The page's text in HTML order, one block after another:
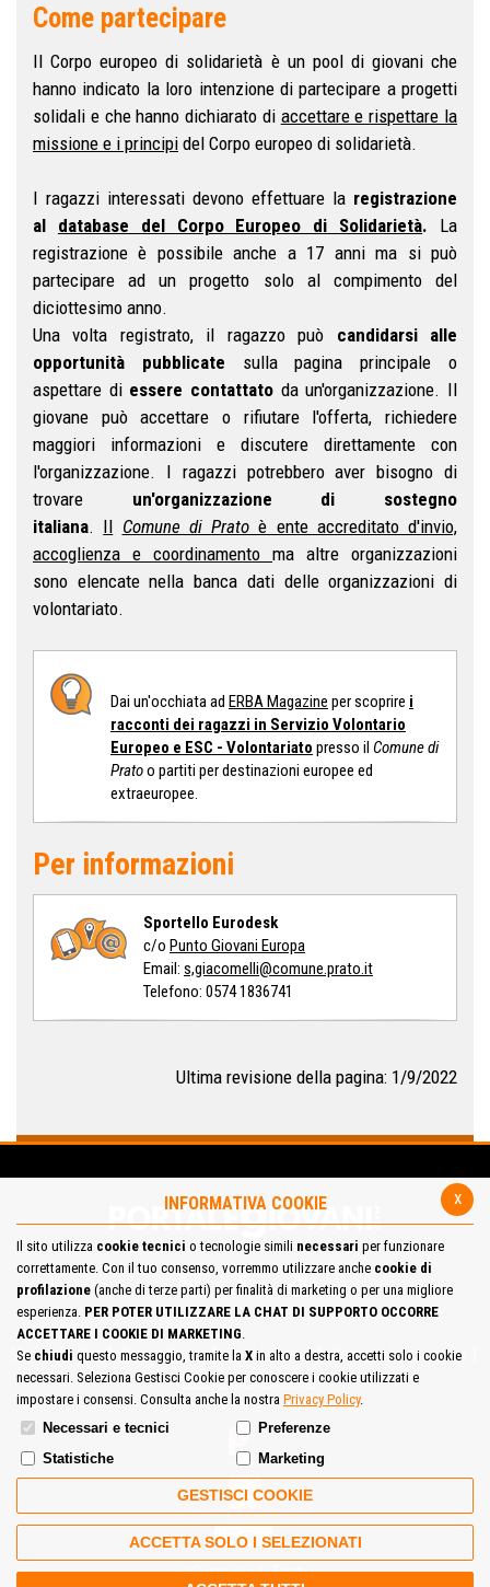
Come partecipare
Il Corpo europeo di solidarietà è un pool di giovani che
hanno indicato la loro intenzione di partecipare a progetti
solidali e che hanno dichiarato di accettare e rispettare la
missione e i principi del Corpo europeo di solidarietà.
I ragazzi interessati devono effettuare la registrazione
al database del Corpo Europeo di Solidarietà. La
registrazione è possibile anche a 17 anni ma si può
partecipare ad un progetto solo al compimento del
diciottesimo anno.
Una volta registrato, il ragazzo può candidarsi alle
opportunità pubblicate sulla pagina principale o
aspettare di essere contattato da un'organizzazione. Il
giovane può accettare o rifiutare l'offerta, richiedere
maggiori informazioni e discutere direttamente con
l'organizzazione. I ragazzi potrebbero aver bisogno di
trovare un'organizzazione di sostegno
italiana. Il Comune di Prato è ente accreditato d'invio,
accoglienza e coordinamento ma altre organizzazioni
sono elencate nella banca dati delle organizzazioni di
volontariato.
Dai un'occhiata ad ERBA Magazine per scoprire i
racconti dei ragazzi in Servizio Volontario
Europeo e ESC - Volontariato presso il Comune di
Pratoo partiti per destinazioni europee ed
extraeuropee.
Per informazioni
Sportello Eurodesk
c/o Punto Giovani Europa
Email: s,giacomelli@comune.prato.it
Telefono: 0574 1836741
Ultima revisione della pagina: 1/9/2022
Mappa del Sito Privacy Policy Cookie Policy
Contatta la redazione
Cosa pensi del portale
Comune di Prato
x
INFORMATIVA COOKIE
Il sito utilizza cookie tecnici o tecnologie simili necessari per funzionare
correttamente. Con il tuo consenso, vorremmo utilizzare anche cookie di
profilazione (anche di terze parti) per finalità di marketing o per una migliore
esperienza. PER POTER UTILIZZARE LA CHAT DI SUPPORTO OCCORRE
ACCETTARE I COOKIE DI MARKETING.
Se chiudi questo messaggio, tramite la X in alto a destra, accetti solo i cookie
necessari. Seleziona Gestisci Cookie per conoscere i cookie utilizzati e
impostare i consensi. Consulta anche la nostra Privacy Policy.
Necessari e tecnici
Preferenze
Statistiche
Marketing
GESTISCI COOKIE
ACCETTA SOLO I SELEZIONATI